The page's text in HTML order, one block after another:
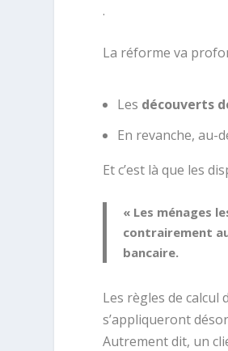
.
La réforme va
Les découverts
En revanche, au-
Et c’est là que les
« Les ménages
contrairement
bancaire.
Les règles de
s’appliqueront
Autrement dit, un